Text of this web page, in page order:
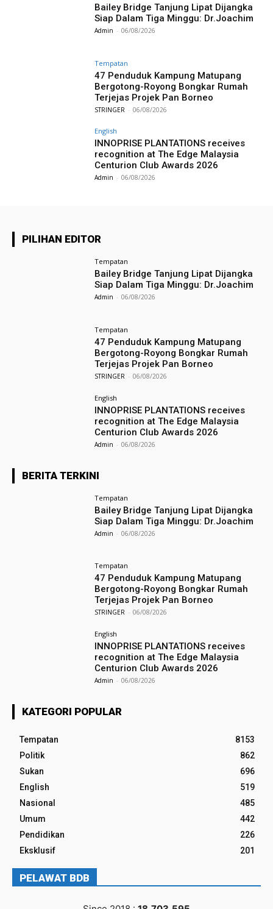
Bailey Bridge Tanjung Lipat Dijangka
Siap Dalam Tiga Minggu: Dr.Joachim
Admin - 06/08/2026
Tempatan
47 Penduduk Kampung Matupang
Bergotong-Royong Bongkar Rumah
Terjejas Projek Pan Borneo
STRINGER - 06/08/2026
English
INNOPRISE PLANTATIONS receives
recognition at The Edge Malaysia
Centurion Club Awards 2026
Admin - 06/08/2026
PILIHAN EDITOR
Tempatan
Bailey Bridge Tanjung Lipat Dijangka
Siap Dalam Tiga Minggu: Dr.Joachim
Admin - 06/08/2026
Tempatan
47 Penduduk Kampung Matupang
Bergotong-Royong Bongkar Rumah
Terjejas Projek Pan Borneo
STRINGER - 06/08/2026
English
INNOPRISE PLANTATIONS receives
recognition at The Edge Malaysia
Centurion Club Awards 2026
Admin - 06/08/2026
BERITA TERKINI
Tempatan
Bailey Bridge Tanjung Lipat Dijangka
Siap Dalam Tiga Minggu: Dr.Joachim
Admin - 06/08/2026
Tempatan
47 Penduduk Kampung Matupang
Bergotong-Royong Bongkar Rumah
Terjejas Projek Pan Borneo
STRINGER - 06/08/2026
English
INNOPRISE PLANTATIONS receives
recognition at The Edge Malaysia
Centurion Club Awards 2026
Admin - 06/08/2026
KATEGORI POPULAR
Tempatan
8153
Politik
862
Sukan
696
English
519
Nasional
485
Umum
442
Pendidikan
226
Eksklusif
201
PELAWAT BDB